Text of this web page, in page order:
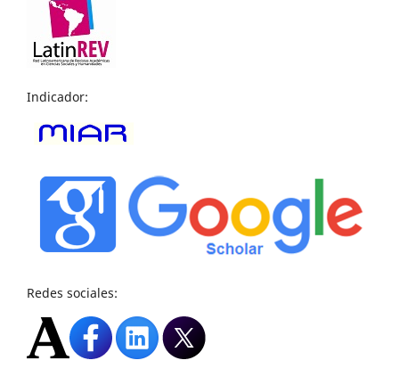
Indicador:
Redes sociales: